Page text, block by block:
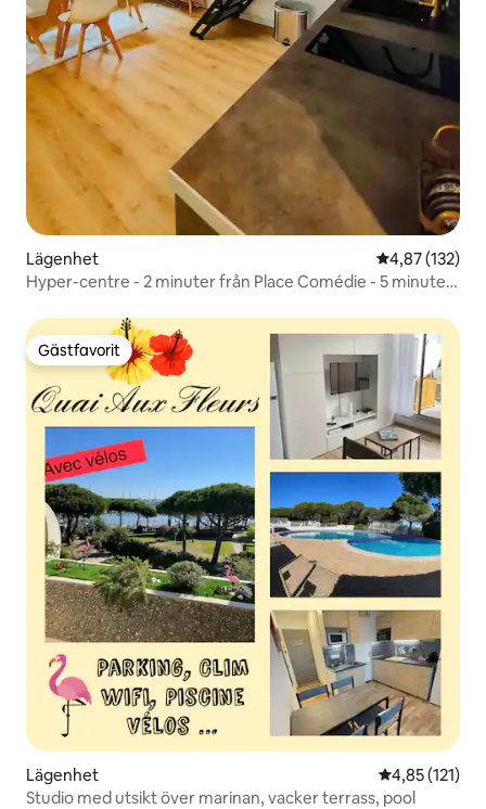
Lägenhet 4,87 av 5 i
4,87 (132)
Hyper-centre - 2 minuter från Place Comédie - 5 minuter
Gästfavorit
Gästfavorit
Lägenhet 4,85 av 5 i
4,85 (121)
Studio med utsikt över marinan, vacker terrass, pool